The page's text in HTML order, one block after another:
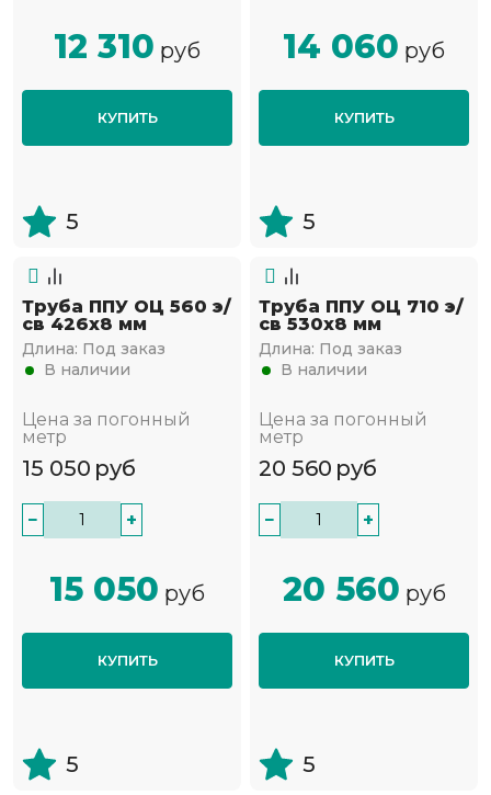
12 310 руб
КУПИТЬ
5
14 060 руб
КУПИТЬ
5
Труба ППУ ОЦ 560 э/
св 426х8 мм
Длина: Под заказ
В наличии
Цена за погонный
метр
15 050 руб
− +
15 050 руб
КУПИТЬ
5
Труба ППУ ОЦ 710 э/
св 530х8 мм
Длина: Под заказ
В наличии
Цена за погонный
метр
20 560 руб
− +
20 560 руб
КУПИТЬ
5